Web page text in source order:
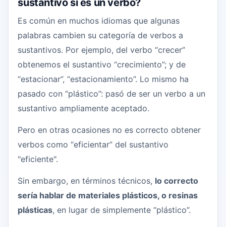
sustantivo si es un verbo?
Es común en muchos idiomas que algunas
palabras cambien su categoría de verbos a
sustantivos. Por ejemplo, del verbo “crecer”
obtenemos el sustantivo “crecimiento”; y de
“estacionar”, “estacionamiento”. Lo mismo ha
pasado con “plástico”: pasó de ser un verbo a un
sustantivo ampliamente aceptado.
Pero en otras ocasiones no es correcto obtener
verbos como “eficientar” del sustantivo
"eficiente".
Sin embargo, en términos técnicos, lo correcto
sería hablar de materiales plásticos, o resinas
plásticas, en lugar de simplemente “plástico”.